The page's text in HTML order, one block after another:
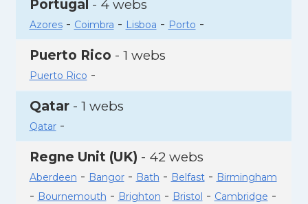
Portugal - 4 webs
Azores- Coimbra - Lisboa - Porto -
Puerto Rico - 1 webs
Puerto Rico -
Qatar- 1 webs
Qatar-
Regne Unit (UK) - 42 webs
Aberdeen - Bangor- Bath - Belfast- Birmingham
- Bournemouth - Brighton - Bristol - Cambridge -